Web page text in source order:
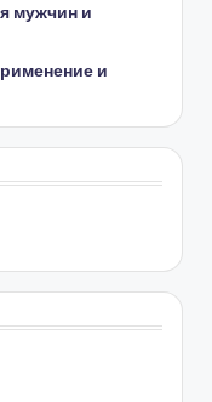
мужчин и
и